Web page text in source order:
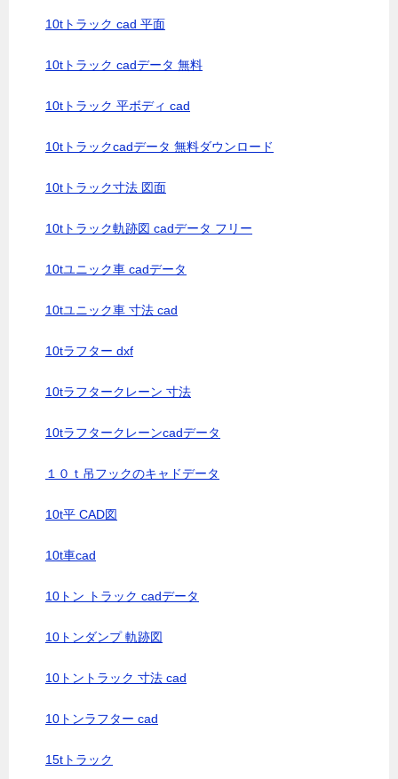
10tトラック cad 平面
10tトラック cadデータ 無料
10tトラック 平ボディ cad
10tトラックcadデータ 無料ダウンロード
10tトラック寸法 図面
10tトラック軌跡図 cadデータ フリー
10tユニック車 cadデータ
10tユニック車 寸法 cad
10tラフター dxf
10tラフタークレーン 寸法
10tラフタークレーンcadデータ
１０ｔ吊フックのキャドデータ
10t平 CAD図
10t車cad
10トン トラック cadデータ
10トンダンプ 軌跡図
10トントラック 寸法 cad
10トンラフター cad
15tトラック